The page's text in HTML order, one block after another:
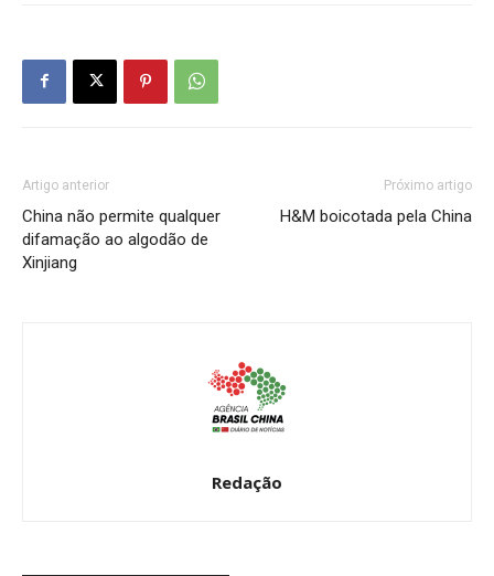
Artigo anterior
China não permite qualquer
difamação ao algodão de
Xinjiang
Próximo artigo
H&M boicotada pela China
Redação